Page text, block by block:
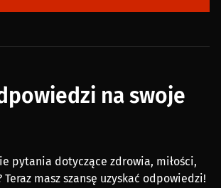
pytania dotyczące zdrowia, miłości,
masz szansę uzyskać odpowiedzi!